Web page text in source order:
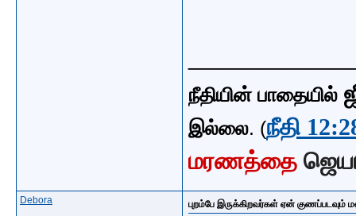
நீதியின் பாதையில்
இல்லை. (நீதி
மரணத்தை
Debora புறம்பே இருக்கிறவர்கள் ஏன் குணப்படவும்